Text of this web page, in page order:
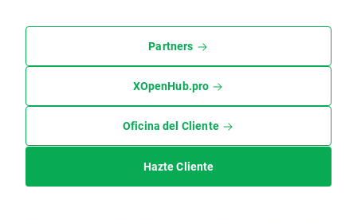
Partners
XOpenHub.pro
Oficina del Cliente
Hazte Cliente